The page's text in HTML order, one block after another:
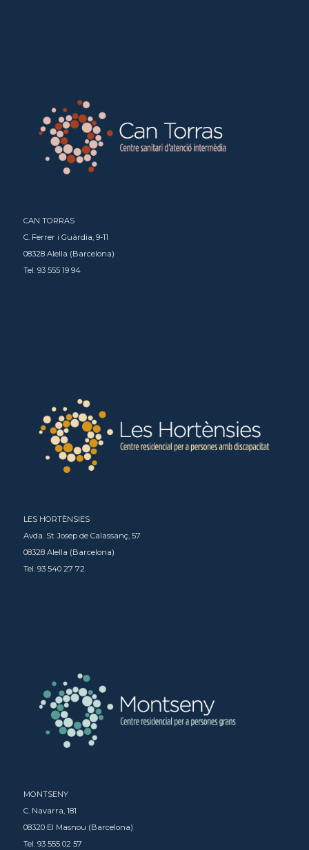
CAN TORRAS
C. Ferrer i Guàrdia, 9-11
08328 Alella (Barcelona)
Tel. 93 555 19 94
LES HORTÈNSIES
Avda. St. Josep de Calassanç, 57
08328 Alella (Barcelona)
Tel. 93 540 27 72
MONTSENY
C. Navarra, 181
08320 El Masnou (Barcelona)
Tel. 93 555 02 57